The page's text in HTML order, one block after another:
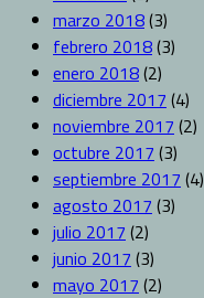
marzo 2018(3)
febrero 2018(3)
enero 2018(2)
diciembre 2017 (4)
noviembre 2017 (2)
octubre 2017 (3)
septiembre 2017 (4)
agosto 2017 (3)
julio 2017 (2)
junio 2017 (3)
mayo 2017 (2)